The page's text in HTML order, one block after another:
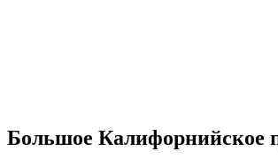
Большое Калифорнийское